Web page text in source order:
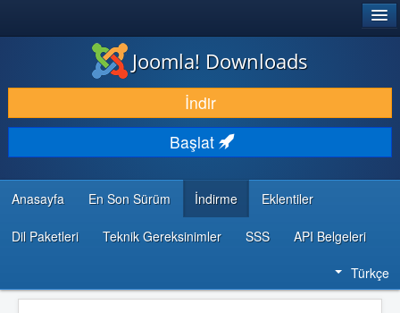
İNDIR & GENIŞLET
KEŞFET & ÖĞREN
TOPLULUK & DESTEK
GELIŞTIRICI KAYNAKLARI
Joomla! Downloads
İndir
Başlat
Anasayfa En Son Sürüm İndirme Eklentiler
Dil Paketleri Teknik Gereksinimler SSS API Belgeleri
Türkçe